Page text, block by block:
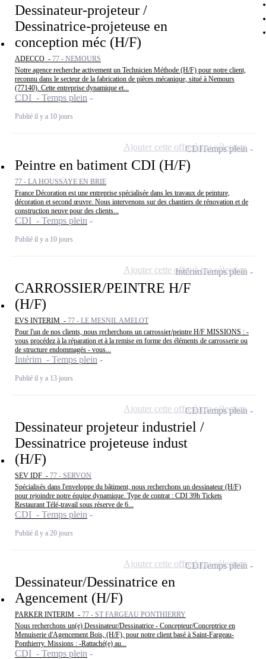
Dessinateur-projeteur /
Dessinatrice-projeteuse en
conception méc (H/F)
ADECCO - 77 - NEMOURS
Notre agence recherche activement un Technicien Méthode (H/F) pour notre client,
reconnu dans le secteur de la fabrication de pièces mécanique, situé à Nemours
(77140). Cette entreprise dynamique et...
CDI - Temps plein
Publié il y a 10 jours
Peintre en batiment CDI (H/F)
77 - LA HOUSSAYE EN BRIE
France Décoration est une entreprise spécialisée dans les travaux de peinture,
décoration et second œuvre. Nous intervenons sur des chantiers de rénovation et de
construction neuve pour des clients...
CDI - Temps plein
Publié il y a 10 jours
CDITemps plein
Ajouter cette offre à ma sélection
CARROSSIER/PEINTRE H/F
(H/F)
EVS INTERIM - 77 - LE MESNIL AMELOT
Pour l'un de nos clients, nous recherchons un carrossier/peintre H/F MISSIONS : -
vous procédez à la réparation et à la remise en forme des éléments de carrosserie ou
de structure endommagés - vous...
Intérim - Temps plein
Publié il y a 13 jours
IntérimTemps plein
Ajouter cette offre à ma sélection
Dessinateur projeteur industriel /
Dessinatrice projeteuse indust
(H/F)
SEV IDF - 77 - SERVON
Spécialisés dans l'enveloppe du bâtiment, nous recherchons un dessinateur (H/F)
pour rejoindre notre équipe dynamique. Type de contrat : CDI 39h Tickets
Restaurant Télé-travail sous réserve de 6...
CDI - Temps plein
Publié il y a 20 jours
CDITemps plein
Ajouter cette offre à ma sélection
Dessinateur/Dessinatrice en
Agencement (H/F)
PARKER INTERIM - 77 - ST FARGEAU PONTHIERRY
Nous recherchons un(e) Dessinateur/Dessinatrice - Concepteur/Conceptrice en
Menuiserie d'Agencement Bois, (H/F), pour notre client basé à Saint-Fargeau-
Ponthierry. Missions : -Rattaché(e) au...
CDI - Temps plein
CDITemps plein
Ajouter cette offre à ma sélection